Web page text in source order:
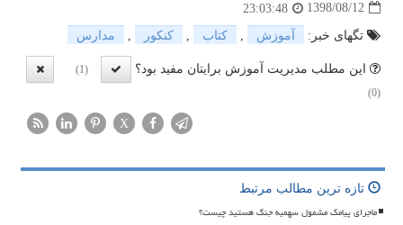
1398/08/12
23:03:48
تگهای خبر:
آموزش , كتاب , كنكور , مدارس
این مطلب مدیریت آموزش برایتان مفید بود؟
(1)
(0)
X
تازه ترین مطالب مرتبط
ماجرای پیامک مشمول سهمیه جنگ هستید چیست؟